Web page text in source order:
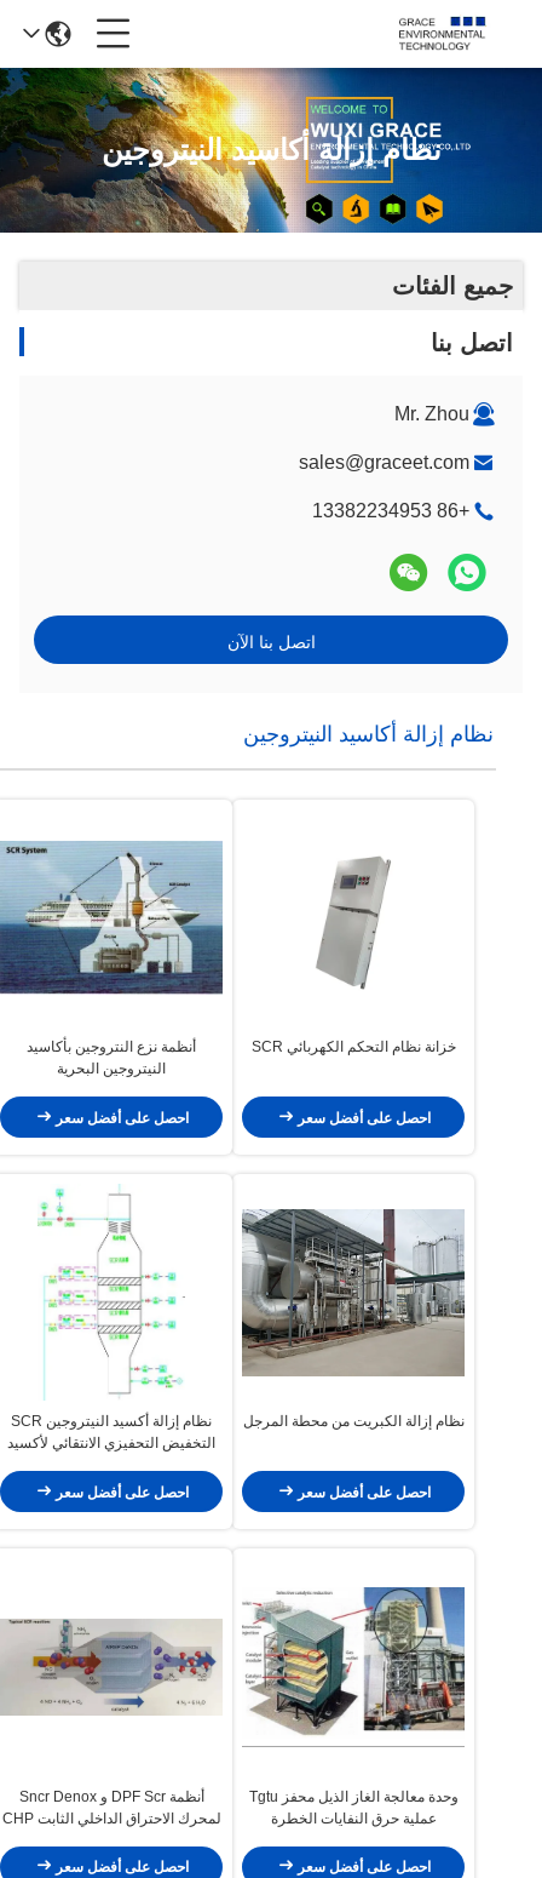
نظام إزالة أكاسيد النيتروجين
جميع الفئات
اتصل بنا
Mr. Zhou
sales@graceet.com
+86 13382234953
اتصل بنا الآن
نظام إزالة أكاسيد النيتروجين
خزانة نظام التحكم الكهربائي SCR
احصل على أفضل سعر
أنظمة نزع النتروجين بأكاسيد
النيتروجين البحرية
احصل على أفضل سعر
نظام إزالة الكبريت من محطة المرجل
احصل على أفضل سعر
نظام إزالة أكسيد النيتروجين SCR
التخفيض التحفيزي الانتقائي لأكسيد
احصل على أفضل سعر
وحدة معالجة الغاز الذيل محفز Tgtu
عملية حرق النفايات الخطرة
احصل على أفضل سعر
أنظمة DPF Scr و Sncr Denox
لمحرك الاحتراق الداخلي الثابت CHP
احصل على أفضل سعر